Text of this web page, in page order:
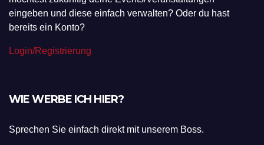
eingeben und diese einfach verwalten? Oder du hast
bereits ein Konto?
Login/Registrierung
WIE WERBE ICH HIER?
Sprechen Sie einfach direkt mit unserem Boss.